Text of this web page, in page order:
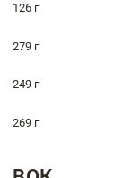
126 г
279 г
249 г
269 г